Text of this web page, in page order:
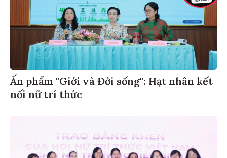
Ấn phẩm "Giới và Đời sống": Hạt nhân kết
nối nữ trí thức